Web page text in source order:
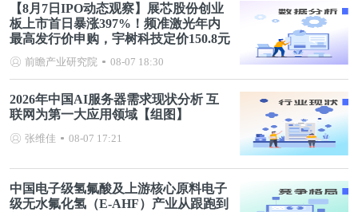
【8月7日IPO动态观察】展芯股份创业
板上市首日暴涨397%！频准激光年内
最高发行价申购，宇树科技定价150.8元
前瞻产业研究院 08-07 18:30
2026年中国AI服务器需求现状分析 互
联网为第一大应用领域【组图】
张维佳 08-07 17:21
中国电子级氢氟酸及上游核心原料电子
级无水氟化氢（E-AHF）产业从跟跑到